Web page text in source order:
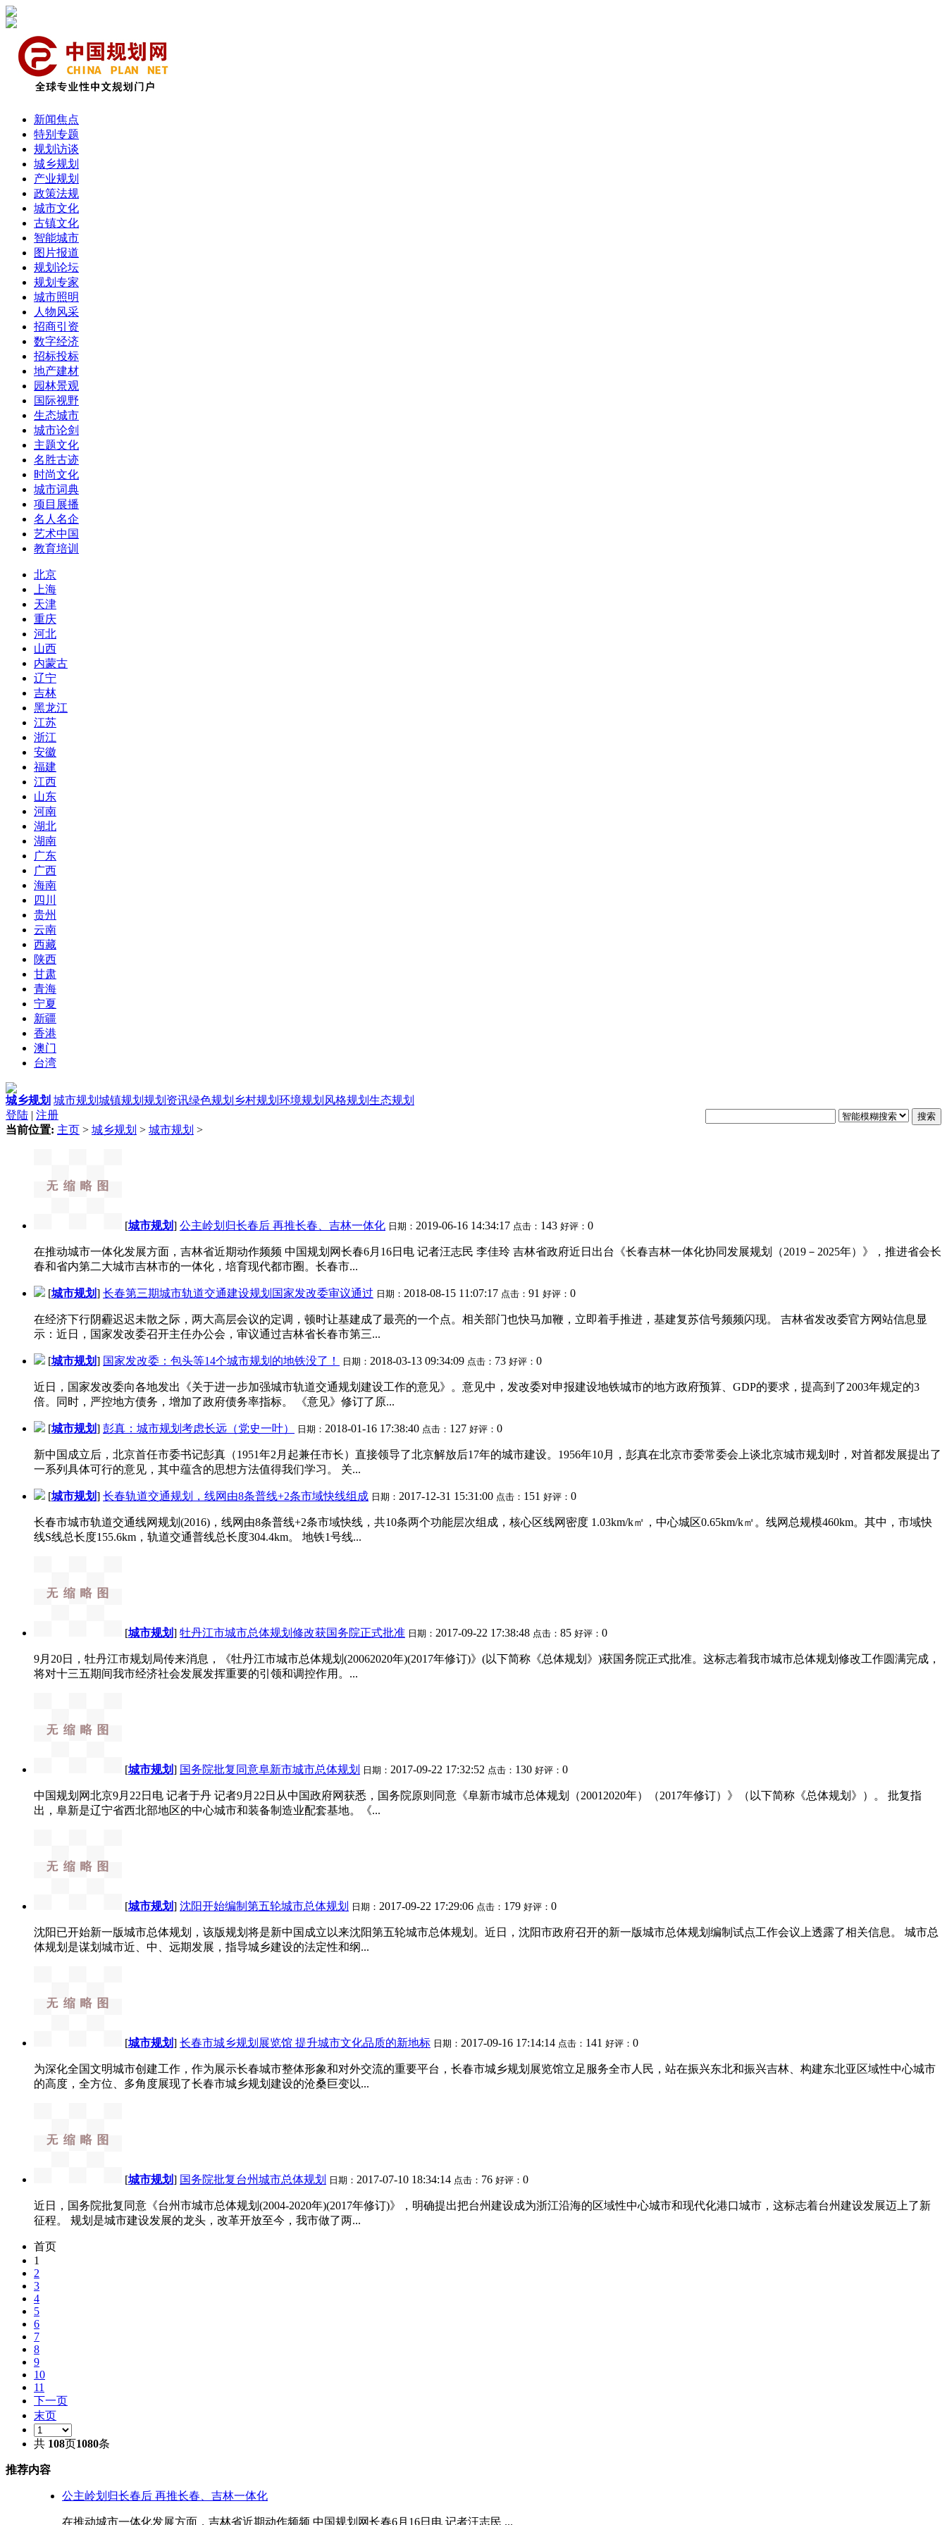
新闻焦点
特别专题
规划访谈
城乡规划
产业规划
政策法规
城市文化
古镇文化
智能城市
图片报道
规划论坛
规划专家
城市照明
人物风采
招商引资
数字经济
招标投标
地产建材
园林景观
国际视野
生态城市
城市论剑
主题文化
名胜古迹
时尚文化
城市词典
项目展播
名人名企
艺术中国
教育培训
北京
上海
天津
重庆
河北
山西
内蒙古
辽宁
吉林
黑龙江
江苏
浙江
安徽
福建
江西
山东
河南
湖北
湖南
广东
广西
海南
四川
贵州
云南
西藏
陕西
甘肃
青海
宁夏
新疆
香港
澳门
台湾
城乡规划 城市规划 城镇规划 规划资讯绿色规划 乡村规划 环境规划 风格规划 生态规划
搜索
登陆 | 注册
当前位置: 主页 > 城乡规划 > 城市规划 >
[城市规划] 公主岭划归长春后 再推长春、吉林一体化 日期： 2019-06-16 14:34:17 点击： 143 好评： 0
在推动城市一体化发展方面，吉林省近期动作频频 中国规划网长春6月16日电 记者汪志民 李佳玲 吉林省政府近日出台《长春吉林一体化协同发展规划（2019－2025年）》，推进省会长
春和省内第二大城市吉林市的一体化，培育现代都市圈。长春市...
[城市规划] 长春第三期城市轨道交通建设规划国家发改委审议通过 日期： 2018-08-15 11:07:17 点击： 91 好评： 0
在经济下行阴霾迟迟未散之际，两大高层会议的定调，顿时让基建成了最亮的一个点。相关部门也快马加鞭，立即着手推进，基建复苏信号频频闪现。 吉林省发改委官方网站信息显
示：近日，国家发改委召开主任办公会，审议通过吉林省长春市第三...
[城市规划] 国家发改委：包头等14个城市规划的地铁没了！ 日期： 2018-03-13 09:34:09 点击： 73 好评： 0
近日，国家发改委向各地发出《关于进一步加强城市轨道交通规划建设工作的意见》。意见中，发改委对申报建设地铁城市的地方政府预算、GDP的要求，提高到了2003年规定的3
倍。同时，严控地方债务，增加了政府债务率指标。 《意见》修订了原...
[城市规划] 彭真：城市规划考虑长远（党史一叶） 日期： 2018-01-16 17:38:40 点击： 127 好评： 0
新中国成立后，北京首任市委书记彭真（1951年2月起兼任市长）直接领导了北京解放后17年的城市建设。1956年10月，彭真在北京市委常委会上谈北京城市规划时，对首都发展提出了
一系列具体可行的意见，其中蕴含的思想方法值得我们学习。 关...
[城市规划] 长春轨道交通规划，线网由8条普线+2条市域快线组成 日期： 2017-12-31 15:31:00 点击： 151 好评： 0
长春市城市轨道交通线网规划(2016)，线网由8条普线+2条市域快线，共10条两个功能层次组成，核心区线网密度 1.03km/k㎡，中心城区0.65km/k㎡。线网总规模460km。其中，市域快
线S线总长度155.6km，轨道交通普线总长度304.4km。 地铁1号线...
[城市规划] 牡丹江市城市总体规划修改获国务院正式批准 日期： 2017-09-22 17:38:48 点击： 85 好评： 0
9月20日，牡丹江市规划局传来消息，《牡丹江市城市总体规划(20062020年)(2017年修订)》(以下简称《总体规划》)获国务院正式批准。这标志着我市城市总体规划修改工作圆满完成，
将对十三五期间我市经济社会发展发挥重要的引领和调控作用。...
[城市规划] 国务院批复同意阜新市城市总体规划 日期： 2017-09-22 17:32:52 点击： 130 好评： 0
中国规划网北京9月22日电 记者于丹 记者9月22日从中国政府网获悉，国务院原则同意《阜新市城市总体规划（20012020年）（2017年修订）》（以下简称《总体规划》）。 批复指
出，阜新是辽宁省西北部地区的中心城市和装备制造业配套基地。《...
[城市规划] 沈阳开始编制第五轮城市总体规划 日期： 2017-09-22 17:29:06 点击： 179 好评： 0
沈阳已开始新一版城市总体规划，该版规划将是新中国成立以来沈阳第五轮城市总体规划。近日，沈阳市政府召开的新一版城市总体规划编制试点工作会议上透露了相关信息。 城市总
体规划是谋划城市近、中、远期发展，指导城乡建设的法定性和纲...
[城市规划] 长春市城乡规划展览馆 提升城市文化品质的新地标 日期： 2017-09-16 17:14:14 点击： 141 好评： 0
为深化全国文明城市创建工作，作为展示长春城市整体形象和对外交流的重要平台，长春市城乡规划展览馆立足服务全市人民，站在振兴东北和振兴吉林、构建东北亚区域性中心城市
的高度，全方位、多角度展现了长春市城乡规划建设的沧桑巨变以...
[城市规划] 国务院批复台州城市总体规划 日期： 2017-07-10 18:34:14 点击： 76 好评： 0
近日，国务院批复同意《台州市城市总体规划(2004-2020年)(2017年修订)》，明确提出把台州建设成为浙江沿海的区域性中心城市和现代化港口城市，这标志着台州建设发展迈上了新
征程。 规划是城市建设发展的龙头，改革开放至今，我市做了两...
首页
1
2
3
4
5
6
7
8
9
10
11
下一页
末页
共 108页1080条
推荐内容
公主岭划归长春后 再推长春、吉林一体化
在推动城市一体化发展方面，吉林省近期动作频频 中国规划网长春6月16日电 记者汪志民 ...